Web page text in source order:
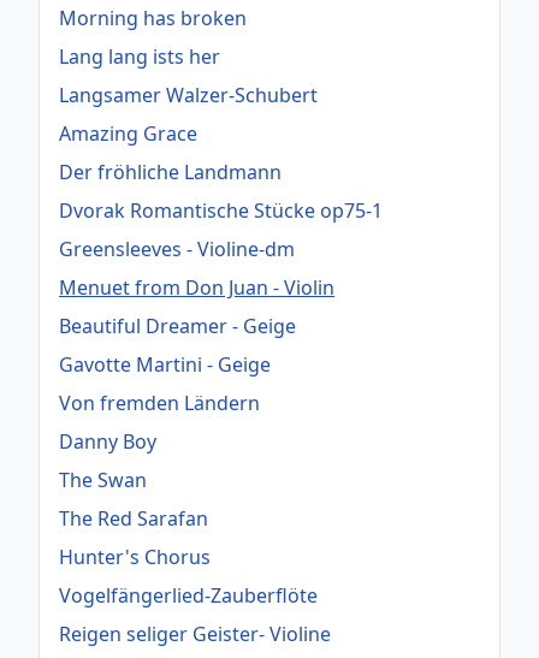
Morning has broken
Lang lang ists her
Langsamer Walzer-Schubert
Amazing Grace
Der fröhliche Landmann
Dvorak Romantische Stücke op75-1
Greensleeves - Violine-dm
Menuet from Don Juan - Violin
Beautiful Dreamer - Geige
Gavotte Martini - Geige
Von fremden Ländern
Danny Boy
The Swan
The Red Sarafan
Hunter's Chorus
Vogelfängerlied-Zauberflöte
Reigen seliger Geister- Violine